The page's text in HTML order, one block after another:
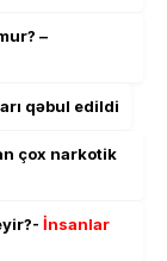
–
qəbul edildi
çox narkotik
İnsanlar